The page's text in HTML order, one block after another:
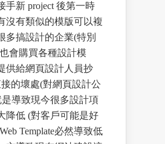
手新 project 後第一時
沒有類似的模版可以複
多搞設計的企業(特別
會購買各種設計模
供給網頁設計人員抄
的壞處(對網頁設計公
導致現今很多設計項
降低 (對客戶可能是好
Template必然導致低